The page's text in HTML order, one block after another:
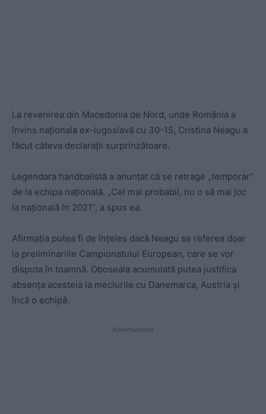
La revenirea din Macedonia de Nord, unde România a
învins naționala ex-iugoslavă cu 30-15, Cristina Neagu a
făcut câteva declarații surprinzătoare.
Legendara handbalistă a anunțat că se retrage „temporar”
de la echipa națională. „Cel mai probabil, nu o să mai joc
la națională în 2021”, a spus ea.
Afirmația putea fi de înțeles dacă Neagu se referea doar
la preliminariile Campionatului European, care se vor
disputa în toamnă. Oboseala acumulată putea justifica
absența acesteia la meciurile cu Danemarca, Austria și
încă o echipă.
- Advertisement -